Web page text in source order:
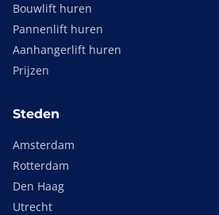
Bouwlift huren
Pannenlift huren
Aanhangerlift huren
Prijzen
Steden
Amsterdam
Rotterdam
Den Haag
Utrecht